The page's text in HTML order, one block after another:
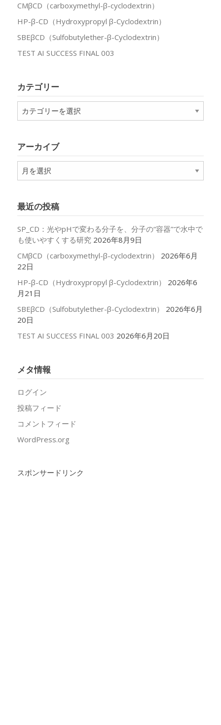
CMβCD（carboxymethyl-β-cyclodextrin）
HP-β-CD（Hydroxypropyl β-Cyclodextrin）
SBEβCD（Sulfobutylether-β-Cyclodextrin）
TEST AI SUCCESS FINAL 003
カテゴリー
テ
ー
アーカイブ
ア
ー
ブ
最近の投稿
SP_CD：光やpHで変わる分子を、分子の“容器”で水中で
も使いやすくする研究 2026年8月9日
CMβCD（carboxymethyl-β-cyclodextrin）
2026年6月
22日
HP-β-CD（Hydroxypropyl β-Cyclodextrin）
2026年6
月21日
SBEβCD（Sulfobutylether-β-Cyclodextrin）
2026年6月
20日
TEST AI SUCCESS FINAL 003 2026年6月20日
メタ情報
ログイン
投稿フィード
コメントフィード
WordPress.org
スポンサードリンク